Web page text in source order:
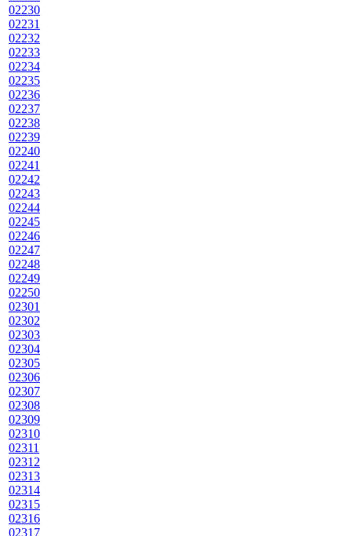
02230
02231
02232
02233
02234
02235
02236
02237
02238
02239
02240
02241
02242
02243
02244
02245
02246
02247
02248
02249
02250
02301
02302
02303
02304
02305
02306
02307
02308
02309
02310
02311
02312
02313
02314
02315
02316
02317